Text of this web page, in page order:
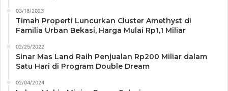
03/18/2023
Timah Properti Luncurkan Cluster Amethyst di
Familia Urban Bekasi, Harga Mulai Rp1,1 Miliar
02/25/2022
Sinar Mas Land Raih Penjualan Rp200 Miliar dalam
Satu Hari di Program Double Dream
02/04/2024